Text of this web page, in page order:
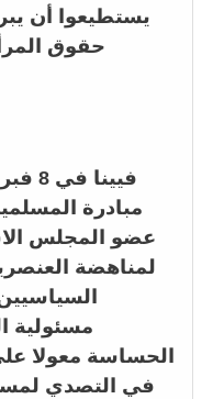
يستطيعوا أن
حقوق
فيينا في 8 فبراير / أ . ش . أ /
مبادرة
عضو المجلس
لمناهضة
مسئولية
الحساسة معولا
في التصدي